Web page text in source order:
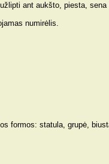
ant aukšto, piesta,
numirėlis.
formos: statula, grupė,